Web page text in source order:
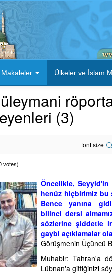
Makaleler Ülkeler ve İslam
(3)
font size
votes)
Öncelikle,
henüz hiçbirimiz bu
Bence yanına
bilinci dersi
sözlerine şiddetle
gaybi açıklamalar
Görüşmenin Üçüncü
Muhabir: Tahran'a
Lübnan'a gittiğinizi